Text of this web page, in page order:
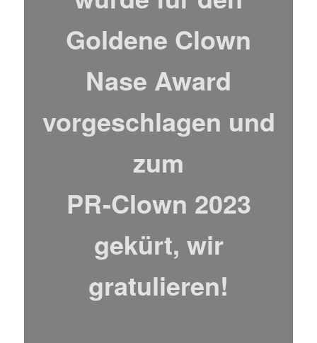
Goldene Clown
Nase Award
vorgeschlagen und
zum
PR-Clown 2023
gekürt, wir
gratulieren!